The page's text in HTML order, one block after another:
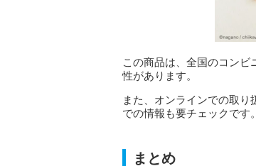
この商品は、全国のコン
性があります。
また、オンラインでの取
での情報も要チェックです。
まとめ